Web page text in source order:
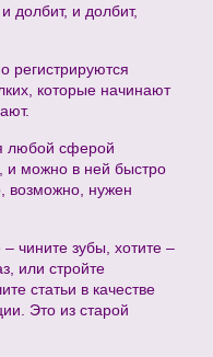
долбит, и долбит,
регистрируются
которые начинают
любой сферой
и можно в ней быстро
возможно, нужен
– чините зубы, хотите –
или стройте
статьи в качестве
Это из старой